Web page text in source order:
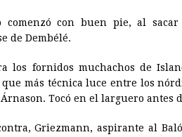
comenzó con buen pie, al
de Dembélé.
los fornidos muchachos de
que más técnica luce entre los
Tocó en el larguero antes
Griezmann, aspirante al